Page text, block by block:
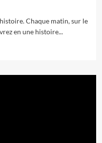
Chaque matin, sur le
en une histoire...